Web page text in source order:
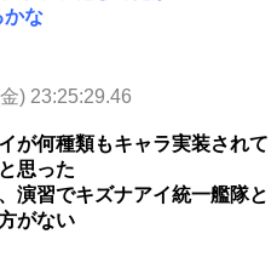
かな
) 23:25:29.46
が何種類もキャラ実装されて
思った
演習でキズナアイ統一艦隊と
がない